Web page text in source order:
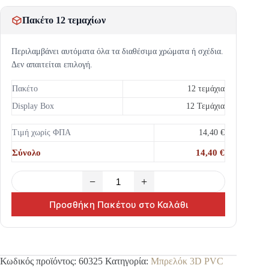
Πακέτο 12 τεμαχίων
Περιλαμβάνει αυτόματα όλα τα διαθέσιμα χρώματα ή σχέδια.
Δεν απαιτείται επιλογή.
Πακέτο
12 τεμάχια
Display Box
12 Τεμάχια
Τιμή χωρίς ΦΠΑ 14,40 €
Σύνολο 14,40 €
− +
Προσθήκη Πακέτου στο Καλάθι
Κωδικός προϊόντος: 60325 Κατηγορία: Μπρελόκ 3D PVC